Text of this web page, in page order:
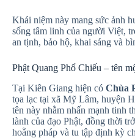
Khái niệm này mang sức ảnh
sống tâm linh của người Việt,
an tịnh, bảo hộ, khai sáng và
Phật Quang Phổ Chiếu – tên
Tại Kiên Giang hiện có Chùa
tọa lạc tại xã Mỹ Lâm, huyện
tên này nhằm nhấn mạnh tinh
lành của đạo Phật, đồng thời
hoằng pháp và tu tập định kỳ